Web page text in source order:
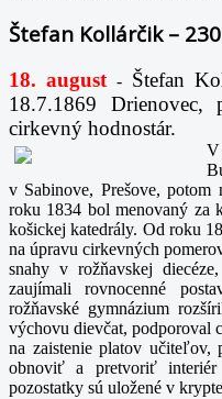
Štefan Kollárčik –
18. august -
Štefan
18.7.1869
cirkevný hodnostár.
V
v Sabinove, Prešove,
roku 1834 bol menovaný za
košickej katedrály. Od roku
na úpravu cirkevných
snahy v rožňavskej
zaujímali rovnocenné
rožňavské gymnázium
výchovu dievčat, podporoval
na zaistenie platov učiteľov,
obnoviť a pretvoriť interiér
pozostatky sú uložené v